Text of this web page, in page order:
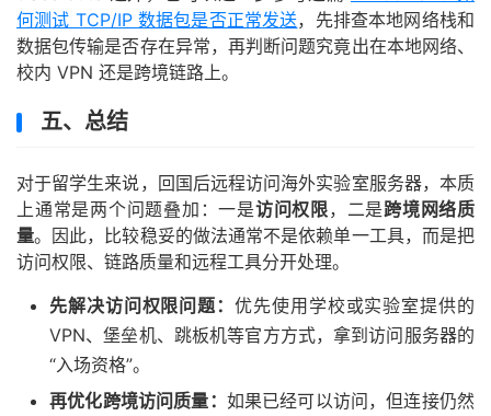
何测试 TCP/IP 数据包是否正常发送，先排查本地网络栈和
数据包传输是否存在异常，再判断问题究竟出在本地网络、
校内 VPN 还是跨境链路上。
五、总结
对于留学生来说，回国后远程访问海外实验室服务器，本质
上通常是两个问题叠加：一是访问权限，二是跨境网络质
量。因此，比较稳妥的做法通常不是依赖单一工具，而是把
访问权限、链路质量和远程工具分开处理。
先解决访问权限问题：优先使用学校或实验室提供的
VPN、堡垒机、跳板机等官方方式，拿到访问服务器的
“入场资格”。
再优化跨境访问质量： 如果已经可以访问，但连接仍然